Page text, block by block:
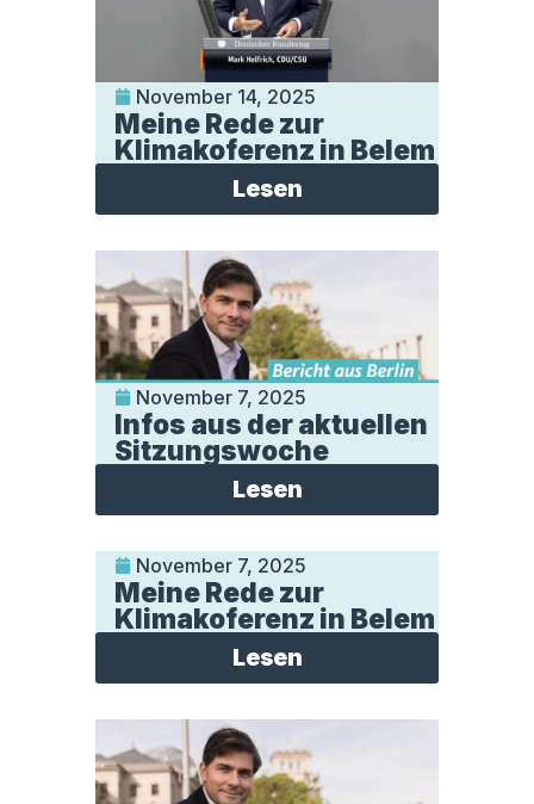
November 14, 2025
Meine Rede zur
Klimakoferenz in Belem
Lesen
November 7, 2025
Infos aus der aktuellen
Sitzungswoche
Lesen
November 7, 2025
Meine Rede zur
Klimakoferenz in Belem
Lesen